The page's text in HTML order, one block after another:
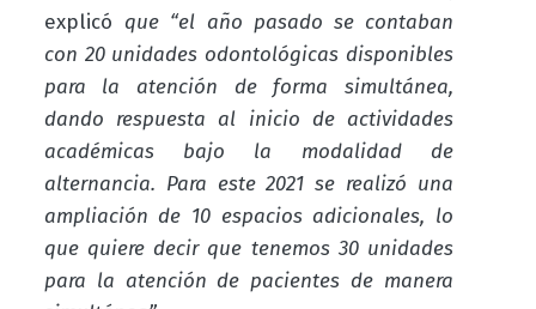
explicóque “el año pasado se contaban
con 20 unidades odontológicas disponibles
para la atención de forma simultánea,
dando respuesta al inicio de actividades
académicas bajo la modalidad de
alternancia. Para este 2021 se realizó una
ampliación de 10 espacios adicionales, lo
que quiere decir que tenemos 30 unidades
para la atención de pacientes de manera